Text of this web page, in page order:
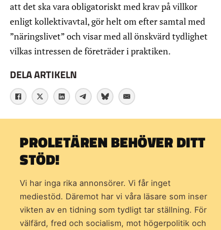
att det ska vara obligatoriskt med krav på villkor
enligt kollektivavtal, gör helt om efter samtal med
”näringslivet” och visar med all önskvärd tydlighet
vilkas intressen de företräder i praktiken.
DELA ARTIKELN
PROLETÄREN BEHÖVER DITT
STÖD!
Vi har inga rika annonsörer. Vi får inget
mediestöd. Däremot har vi våra läsare som inser
vikten av en tidning som tydligt tar ställning. För
välfärd, fred och socialism, mot högerpolitik och